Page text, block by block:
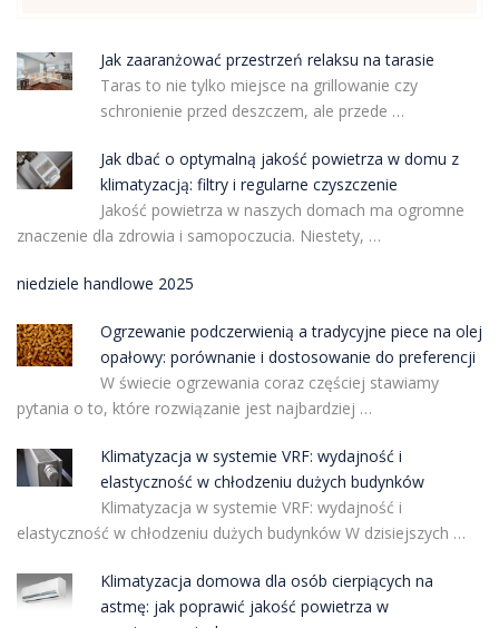
Jak zaaranżować przestrzeń relaksu na tarasie
Taras to nie tylko miejsce na grillowanie czy
schronienie przed deszczem, ale przede …
Jak dbać o optymalną jakość powietrza w domu z
klimatyzacją: filtry i regularne czyszczenie
Jakość powietrza w naszych domach ma ogromne
znaczenie dla zdrowia i samopoczucia. Niestety, …
niedziele handlowe 2025
Ogrzewanie podczerwienią a tradycyjne piece na olej
opałowy: porównanie i dostosowanie do preferencji
W świecie ogrzewania coraz częściej stawiamy
pytania o to, które rozwiązanie jest najbardziej …
Klimatyzacja w systemie VRF: wydajność i
elastyczność w chłodzeniu dużych budynków
Klimatyzacja w systemie VRF: wydajność i
elastyczność w chłodzeniu dużych budynków W dzisiejszych …
Klimatyzacja domowa dla osób cierpiących na
astmę: jak poprawić jakość powietrza w